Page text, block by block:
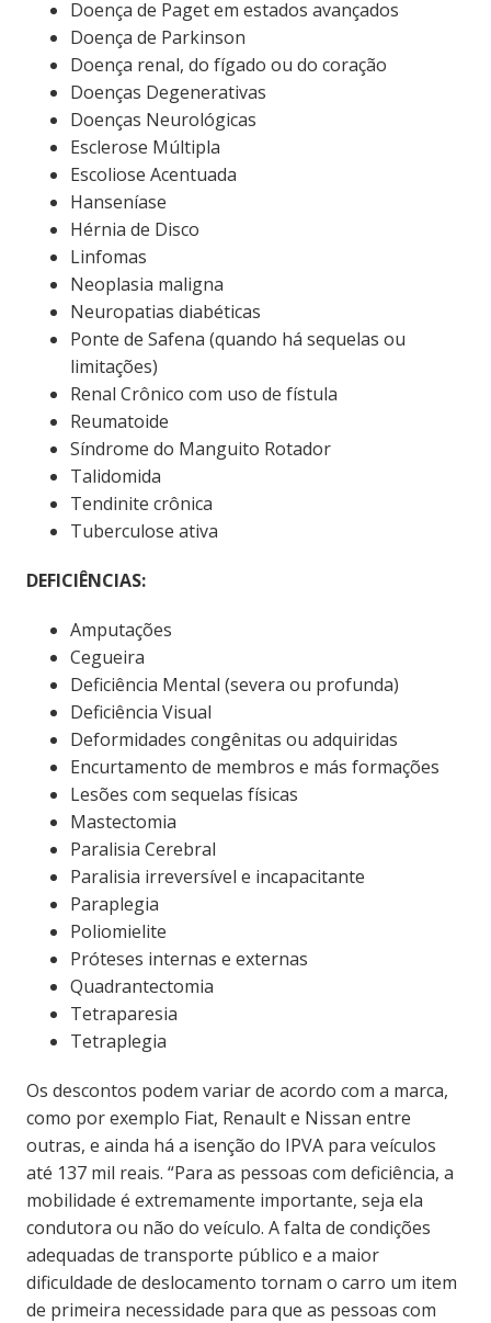
Doença de Paget em estados avançados
Doença de Parkinson
Doença renal, do fígado ou do coração
Doenças Degenerativas
Doenças Neurológicas
Esclerose Múltipla
Escoliose Acentuada
Hanseníase
Hérnia de Disco
Linfomas
Neoplasia maligna
Neuropatias diabéticas
Ponte de Safena (quando há sequelas ou
limitações)
Renal Crônico com uso de fístula
Reumatoide
Síndrome do Manguito Rotador
Talidomida
Tendinite crônica
Tuberculose ativa
DEFICIÊNCIAS:
Amputações
Cegueira
Deficiência Mental (severa ou profunda)
Deficiência Visual
Deformidades congênitas ou adquiridas
Encurtamento de membros e más formações
Lesões com sequelas físicas
Mastectomia
Paralisia Cerebral
Paralisia irreversível e incapacitante
Paraplegia
Poliomielite
Próteses internas e externas
Quadrantectomia
Tetraparesia
Tetraplegia
Os descontos podem variar de acordo com a marca,
como por exemplo Fiat, Renault e Nissan entre
outras, e ainda há a isenção do IPVA para veículos
até 137 mil reais. “Para as pessoas com deficiência, a
mobilidade é extremamente importante, seja ela
condutora ou não do veículo. A falta de condições
adequadas de transporte público e a maior
dificuldade de deslocamento tornam o carro um item
de primeira necessidade para que as pessoas com